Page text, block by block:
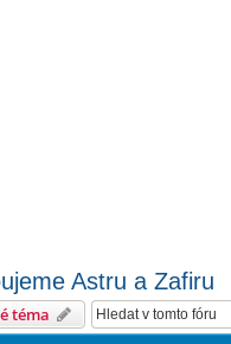
Astru a Zafiru
téma